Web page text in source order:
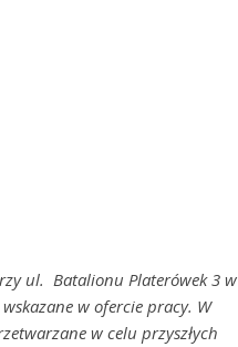
ul. Batalionu Platerówek 3 w
w ofercie pracy. W
w celu przyszłych